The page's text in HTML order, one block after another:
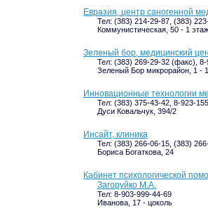
Евразия, центр саногенной
Тел: (383) 214-29-87, (383)
Коммунистическая, 50 - 1 этаж
Зеленый бор, медицинский
Тел: (383) 269-29-32 (факс),
Зеленый Бор микрорайон, 1 -
Инновационные технологии
Тел: (383) 375-43-42, 8-923-
Дуси Ковальчук, 394/2
Инсайт, клиника
Тел: (383) 266-06-15, (383)
Бориса Богаткова, 24
Кабинет психологической
Загоруйко М.А.
Тел: 8-903-999-44-69
Иванова, 17 - цоколь